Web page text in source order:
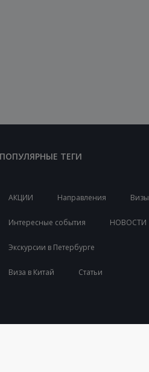
ПОПУЛЯРНЫЕ ТЕГИ
АКЦИИ Направления Визы
Интересные события НОВОСТИ
Экскурсии в Петербурге
Виза в Китай Статьи